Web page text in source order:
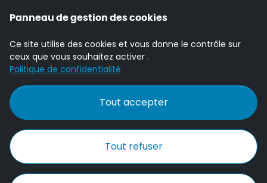
Panneau de gestion des cookies
Ce site utilise des cookies et vous donne le contrôle sur
ceux que vous souhaitez activer .
Politique de confidentialité
Tout accepter
Tout refuser